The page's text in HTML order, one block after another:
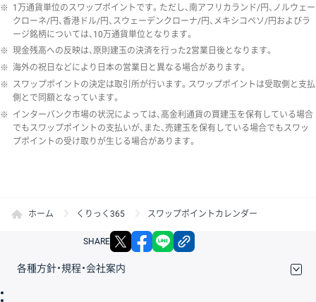
※ 1万通貨単位のスワップポイントです。ただし、南アフリカランド/円、ノルウェー
クローネ/円、香港ドル/円、スウェーデンクローナ/円、メキシコペソ/円およびラ
ージ銘柄については、10万通貨単位となります。
※ 現金残高への反映は、原則建玉の決済を行った2営業日後となります。
※ 海外の祝日などにより日本の営業日と異なる場合があります。
※ スワップポイントの決定は取引所が行います。スワップポイントは受取側と支払
側とで同額となっています。
※ インターバンク市場の状況によっては、高金利通貨の買建玉を保有している場合
でもスワップポイントの支払いが、また、売建玉を保有している場合でもスワッ
プポイントの受け取りが生じる場合があります。
ホーム くりっく365 スワップポイントカレンダー
SHARE X facebook
各種方針・規程・会社案内